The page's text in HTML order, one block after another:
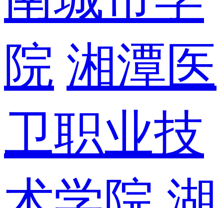
院 湘潭医
卫职业技